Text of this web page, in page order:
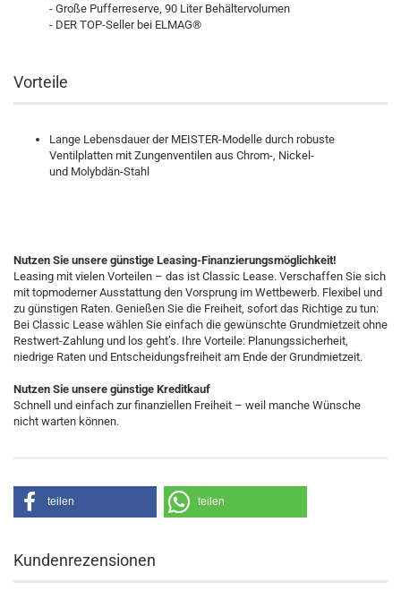
- Große Pufferreserve, 90 Liter Behältervolumen
- DER TOP-Seller bei ELMAG®
Vorteile
Lange Lebensdauer der MEISTER-Modelle durch robuste
Ventilplatten mit Zungenventilen aus Chrom-, Nickel-
und Molybdän-Stahl
Nutzen Sie unsere günstige Leasing-Finanzierungsmöglichkeit!
Leasing mit vielen Vorteilen – das ist Classic Lease. Verschaffen Sie sich
mit topmoderner Ausstattung den Vorsprung im Wettbewerb. Flexibel und
zu günstigen Raten. Genießen Sie die Freiheit, sofort das Richtige zu tun:
Bei Classic Lease wählen Sie einfach die gewünschte Grundmietzeit ohne
Restwert-Zahlung und los geht’s. Ihre Vorteile: Planungssicherheit,
niedrige Raten und Entscheidungsfreiheit am Ende der Grundmietzeit.
Nutzen Sie unsere günstige Kreditkauf
Schnell und einfach zur finanziellen Freiheit – weil manche Wünsche
nicht warten können.
teilen teilen
Kundenrezensionen